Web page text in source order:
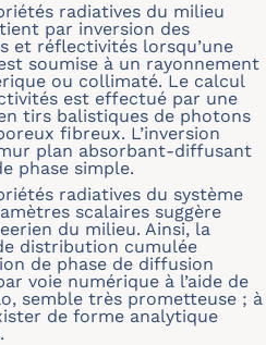
radiatives du milieu
par inversion des
et réflectivités lorsqu’une
soumise à un rayonnement
ou collimaté. Le calcul
est effectué par une
tirs balistiques de photons
fibreux. L’inversion
plan absorbant-diffusant
phase simple.
radiatives du système
scalaires suggère
du milieu. Ainsi, la
distribution cumulée
de phase de diffusion
voie numérique à l’aide de
semble très prometteuse ; à
de forme analytique